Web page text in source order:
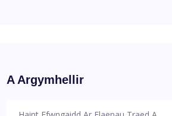
A Argymhellir